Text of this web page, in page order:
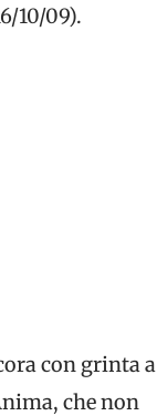
10/09).
con grinta a
che non